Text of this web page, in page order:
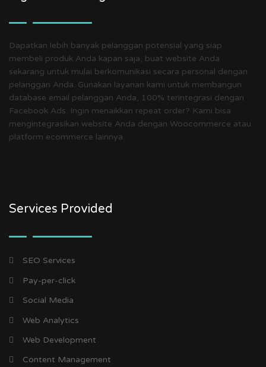
Dapatkan lebih banyak pelanggan potensial yang siap
membeli produk Anda kapan saja, buat website Anda
sekarang untuk mulai berkomunikasi secara personal dengan
pelanggan Anda. Gunakan layanan kami untuk membangun
database email pelanggan Anda, 100% terintegrasi dengan
Facebook Ads. Ingin menaikkan repeat order? Kami bisa
mengintegrasikan website Anda dengan Woocommerce atau
platform ecommerce lainnya.
Services Provided
SEO Services
Pay-per-click
Social Media
Web Analytics
Web Development
Content Management